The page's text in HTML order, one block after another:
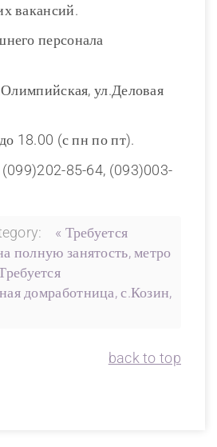
вакансий.
персонала
ул.Деловая
18.00 (с пн по пт).
85-64, (093)003-
« Требуется
полную занятость, метро
домработница, с.Козин,
back to top